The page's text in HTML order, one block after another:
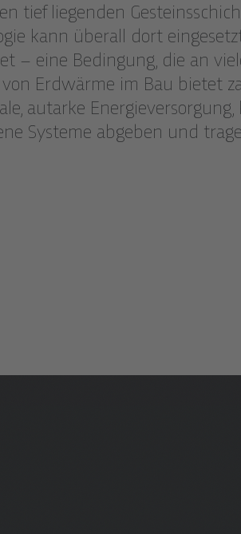
tief liegenden
kann überall dort
– eine Bedingung, die an
von Erdwärme im Bau bietet
autarke
Systeme abgeben und